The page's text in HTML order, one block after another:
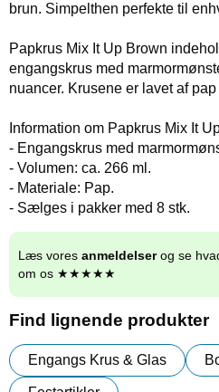
brun. Simpelthen perfekte til
Papkrus Mix It Up Brown
engangskrus med
nuancer. Krusene er lavet af
Information om Papkrus Mix It
- Engangskrus med
- Volumen: ca. 266 ml.
- Materiale: Pap.
- Sælges i pakker med 8 stk.
Læs vores anmeldelserog se
om os ★★★★★
Find lignende produkter
Engangs Krus & Glas